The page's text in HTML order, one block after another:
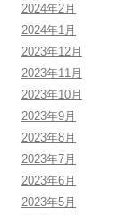
2024年2月
2024年1月
2023年12月
2023年11月
2023年10月
2023年9月
2023年8月
2023年7月
2023年6月
2023年5月